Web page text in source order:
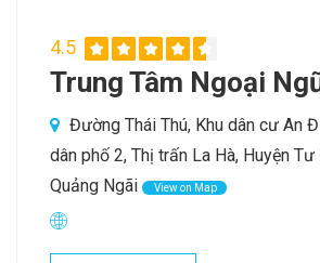
4.5
Trung Tâm Ngoại
Đường Thái Thú, Khu dân cư An
dân phố 2, Thị trấn La Hà, Huyện Tư
Quảng Ngãi
View on Map